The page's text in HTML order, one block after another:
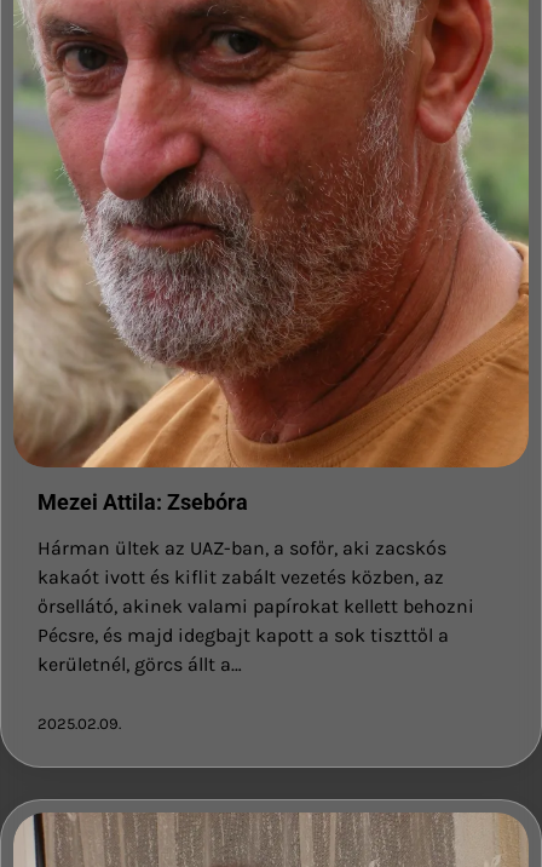
Mezei Attila: Zsebóra
Hárman ültek az UAZ-ban, a sofőr, aki zacskós
kakaót ivott és kiflit zabált vezetés közben, az
őrsellátó, akinek valami papírokat kellett behozni
Pécsre, és majd idegbajt kapott a sok tiszttől a
kerületnél, görcs állt a…
2025.02.09.